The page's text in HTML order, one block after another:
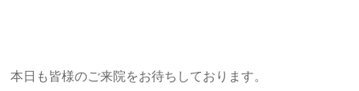
本日も皆様のご来院をお待ちしております。